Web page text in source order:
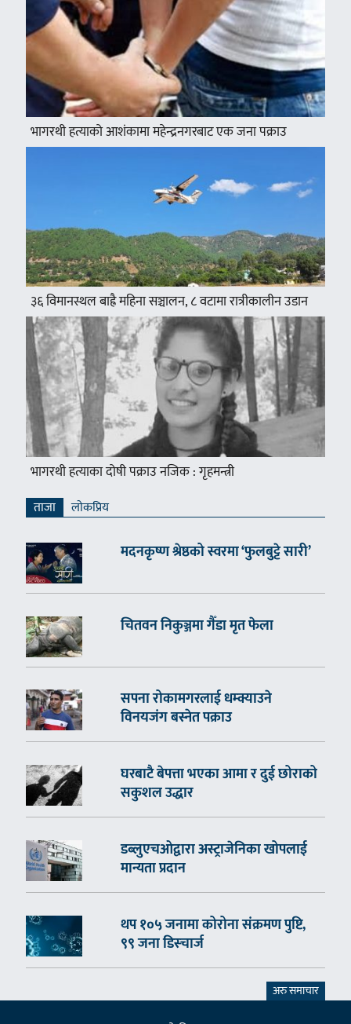
भागरथी हत्याको आशंकामा महेन्द्रनगरबाट एक जना पक्राउ
३६ विमानस्थल बाह्रै महिना सञ्चालन, ८ वटामा रात्रीकालीन उडान
भागरथी हत्याका दोषी पक्राउ नजिक : गृहमन्त्री
ताजा लाेकप्रिय
मदनकृष्ण श्रेष्ठको स्वरमा ‘फुलबुट्टे सारी’
चितवन निकुञ्जमा गैँडा मृत फेला
सपना रोकामगरलाई धम्क्याउने
विनयजंग बस्नेत पक्राउ
घरबाटै बेपत्ता भएका आमा र दुई छोराको
सकुशल उद्धार
डब्लुएचओद्वारा अस्ट्राजेनिका खोपलाई
मान्यता प्रदान
थप १०५ जनामा कोरोना संक्रमण पुष्टि,
९९ जना डिस्चार्ज
अरु समाचार